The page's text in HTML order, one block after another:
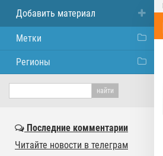
Добавить материал
Метки
Регионы
Последние комментарии
Читайте новости в телеграм